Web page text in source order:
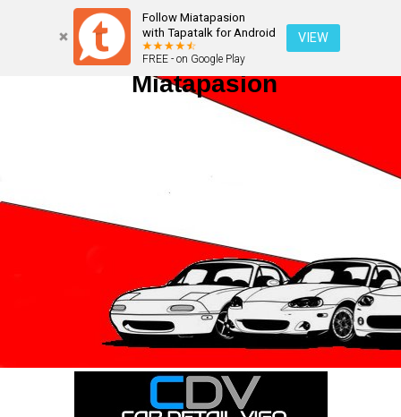
Follow Miatapasion
with Tapatalk for Android
FREE - on Google Play
VIEW
Miatapasion